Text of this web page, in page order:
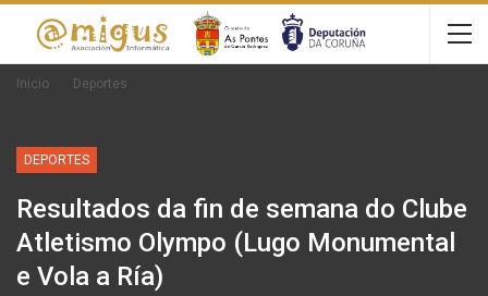
Inicio Deportes
DEPORTES
Resultados da fin de semana do Clube
Atletismo Olympo (Lugo Monumental
e Vola a Ría)